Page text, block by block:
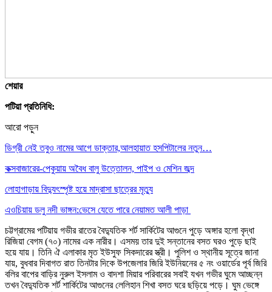
শেয়ার
পটিয়া প্রতিনিধি:
আরো পড়ুন
ডিগ্রী নেই তবুও নামের আগে ডাক্তার,আলহায়াত হসপিটালের নতুন…
কক্সবাজারের-পেকুয়ায় অবৈধ বালু উত্তোলন, পাইপ ও মেশিন জব্দ
লোহাগাড়ায় বিদ্যুৎস্পৃষ্ট হয়ে মাদ্রাসা ছাত্রের মৃত্যু
এওচিয়ায় ডলু নদী ভাঙ্গন:ভেসে যেতে পারে নেয়ামত আলী পাড়া
চট্টগ্রামের পটিয়ায় গভীর রাতের বৈদ্যুতিক শর্ট সার্কিটের আগুনে পুড়ে অঙ্গার হলো বৃদ্ধা
রিজিয়া বেগম (৭০) নামের এক নারীর। এসময় তার দুই সন্তানের বসত ঘরও পুড়ে ছাই
হয়ে যায়। তিনি ঐ এলাকার মৃত ইউসুফ সিকদারের স্ত্রী। পুলিশ ও স্থানীয় সূত্রে জানা
যায়, বুধবার দিবাগত রাত তিনটার দিকে উপজেলার জিরি ইউনিয়নের ৫ নং ওয়ার্ডের পূর্ব জিরি
বলির বাপের বাড়ির নুরুল ইসলাম ও বাদশা মিয়ার পরিবারের সবাই যখন গভীর ঘুমে আচ্ছন্ন
তখন বৈদ্যুতিক শর্ট শার্কিটের আগুনের লেলিহান শিখা বসত ঘরে ছড়িয়ে পড়ে। ঘুম ভেঙ্গে